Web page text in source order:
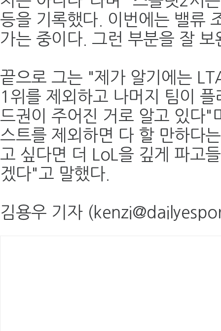
등을 기록했다. 이번에는 밸류
가는 중이다. 그런 부분을 잘
끝으로 그는 "제가 알기에는
1위를 제외하고 나머지 팀이
드권이 주어진 거로 알고 있다"
스트를 제외하면 다 할 만하다
고 싶다면 더 LoL을 깊게 파고
겠다"고 말했다.
김용우 기자